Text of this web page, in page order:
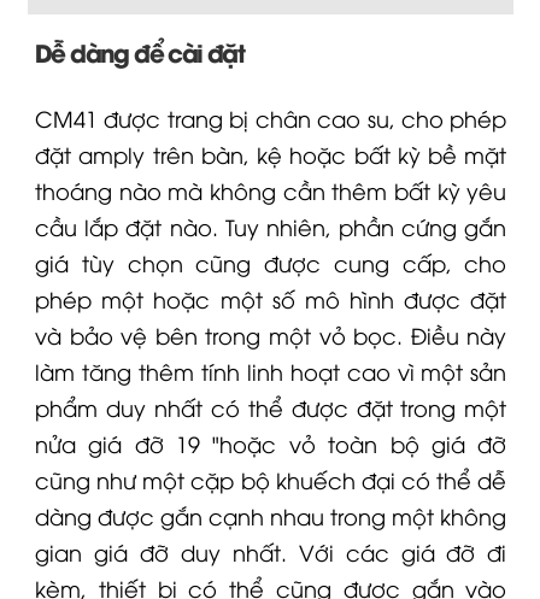
Dễ dàng để cài đặt
CM41 được trang bị chân cao su, cho phép
đặt amply trên bàn, kệ hoặc bất kỳ bề mặt
thoáng nào mà không cần thêm bất kỳ yêu
cầu lắp đặt nào. Tuy nhiên, phần cứng gắn
giá tùy chọn cũng được cung cấp, cho
phép một hoặc một số mô hình được đặt
và bảo vệ bên trong một vỏ bọc. Điều này
làm tăng thêm tính linh hoạt cao vì một sản
phẩm duy nhất có thể được đặt trong một
nửa giá đỡ 19 "hoặc vỏ toàn bộ giá đỡ
cũng như một cặp bộ khuếch đại có thể dễ
dàng được gắn cạnh nhau trong một không
gian giá đỡ duy nhất. Với các giá đỡ đi
kèm, thiết bị có thể cũng được gắn vào